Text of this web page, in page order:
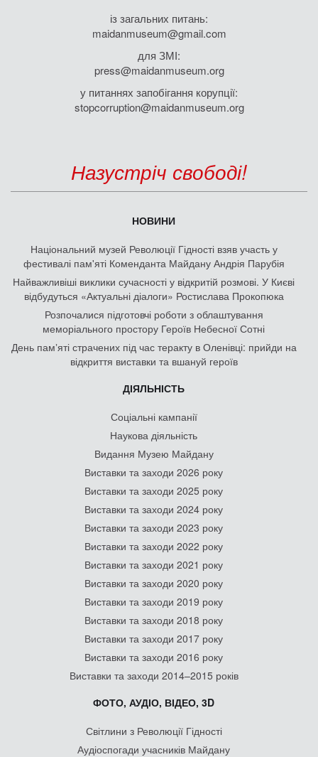
із загальних питань:
maidanmuseum@gmail.com
для ЗМІ:
press@maidanmuseum.org
у питаннях запобігання корупції:
stopcorruption@maidanmuseum.org
Назустріч свободі!
НОВИНИ
Національний музей Революції Гідності взяв участь у
фестивалі пам'яті Коменданта Майдану Андрія Парубія
Найважливіші виклики сучасності у відкритій розмові. У Києві
відбудуться «Актуальні діалоги» Ростислава Прокопюка
Розпочалися підготовчі роботи з облаштування
меморіального простору Героїв Небесної Сотні
День памʼяті страчених під час теракту в Оленівці: прийди на
відкриття виставки та вшануй героїв
ДІЯЛЬНІСТЬ
Соціальні кампанії
Наукова діяльність
Видання Музею Майдану
Виставки та заходи 2026 року
Виставки та заходи 2025 року
Виставки та заходи 2024 року
Виставки та заходи 2023 року
Виставки та заходи 2022 року
Виставки та заходи 2021 року
Виставки та заходи 2020 року
Виставки та заходи 2019 року
Виставки та заходи 2018 року
Виставки та заходи 2017 року
Виставки та заходи 2016 року
Виставки та заходи 2014–2015 років
ФОТО, АУДІО, ВІДЕО, 3D
Світлини з Революції Гідності
Аудіоспогади учасників Майдану